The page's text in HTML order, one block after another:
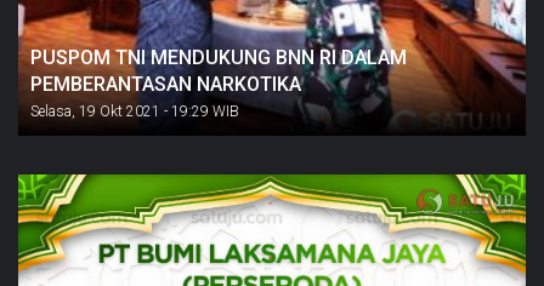
PUSPOM TNI MENDUKUNG BNN RI DALAM
PEMBERANTASAN NARKOTIKA
Selasa, 19 Okt 2021 - 19:29 WIB